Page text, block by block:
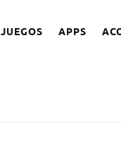
JUEGOS APPS